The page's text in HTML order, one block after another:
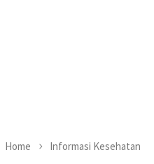
Home Informasi Kesehatan